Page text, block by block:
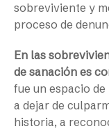
sobreviviente y
proceso de
En las
de sanación es
fue un espacio
a dejar de
historia, a